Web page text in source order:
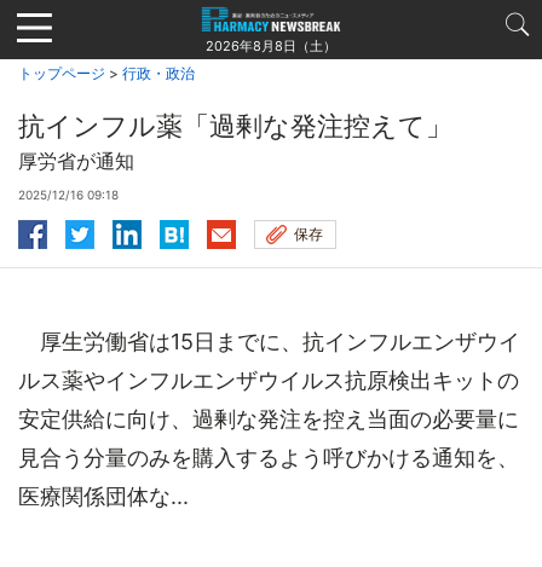
Jump
to
navigation
2026年8月8日（土）
トップページ > 行政・政治
抗インフル薬「過剰な発注控えて」
厚労省が通知
2025/12/16 09:18
保存
厚生労働省は15日までに、抗インフルエンザウイ
ルス薬やインフルエンザウイルス抗原検出キットの
安定供給に向け、過剰な発注を控え当面の必要量に
見合う分量のみを購入するよう呼びかける通知を、
医療関係団体な...